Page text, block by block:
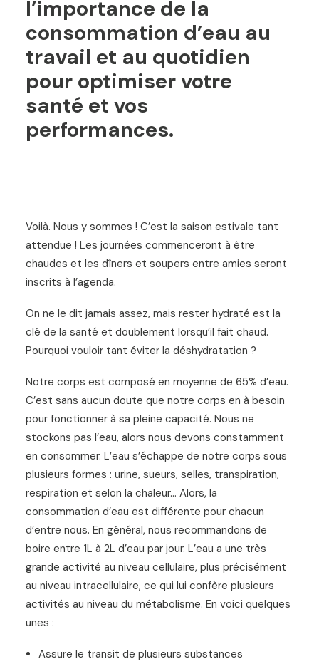
l’importance de la
consommation d’eau au
travail et au quotidien
pour optimiser votre
santé et vos
performances.
Voilà. Nous y sommes ! C’est la saison estivale tant
attendue ! Les journées commenceront à être
chaudes et les dîners et soupers entre amies seront
inscrits à l’agenda.
On ne le dit jamais assez, mais rester hydraté est la
clé de la santé et doublement lorsqu’il fait chaud.
Pourquoi vouloir tant éviter la déshydratation ?
Notre corps est composé en moyenne de 65% d’eau.
C’est sans aucun doute que notre corps en à besoin
pour fonctionner à sa pleine capacité. Nous ne
stockons pas l’eau, alors nous devons constamment
en consommer. L’eau s’échappe de notre corps sous
plusieurs formes : urine, sueurs, selles, transpiration,
respiration et selon la chaleur… Alors, la
consommation d’eau est différente pour chacun
d’entre nous. En général, nous recommandons de
boire entre 1L à 2L d’eau par jour. L’eau a une très
grande activité au niveau cellulaire, plus précisément
au niveau intracellulaire, ce qui lui confère plusieurs
activités au niveau du métabolisme. En voici quelques
unes :
Assure le transit de plusieurs substances